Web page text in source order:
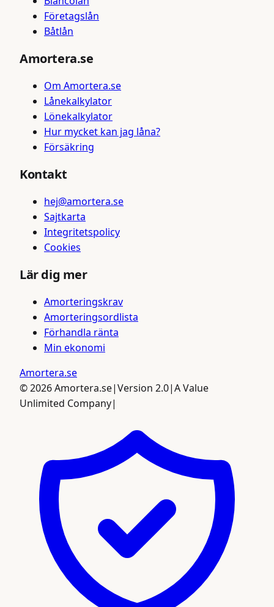
Företagslån
Båtlån
Amortera.se
Om Amortera.se
Lånekalkylator
Lönekalkylator
Hur mycket kan jag låna?
Försäkring
Kontakt
hej@amortera.se
Sajtkarta
Integritetspolicy
Cookies
Lär dig mer
Amorteringskrav
Amorteringsordlista
Förhandla ränta
Min ekonomi
Amortera.se
©2026Amortera.se|Version 2.0|A Value
Unlimited Company|